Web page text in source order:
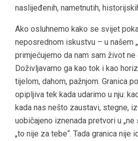
naslijeđenih, nametnutih,
Ako osluhnemo kako se svijet
neposrednom iskustvu – u našem
primjećujemo da nam sam život
Doživljavamo ga kao tok i kao
tijelom, dahom, pažnjom. Granica
opipljiva tek kada udarimo u nju:
kada nas nešto zaustavi, stegne,
uobičajeno iznenada pretvori u „ne
„to nije za tebe“. Tada granica nije